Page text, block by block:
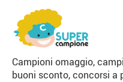
Campioni omaggio,
buoni sconto, concorsi a